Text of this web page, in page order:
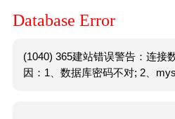
Database Error
(1040) 365建站错误警告：连接
因：1、数据库密码不对; 2、